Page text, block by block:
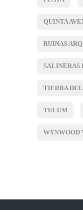
QUINTA
RUINAS
SALINERAS
TIERRA
TULUM
WYNWOOD